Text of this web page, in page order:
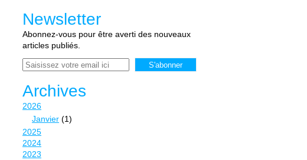
Newsletter
Abonnez-vous pour être averti des nouveaux
articles publiés.
Email
Archives
2026
Janvier (1)
2025
2024
2023